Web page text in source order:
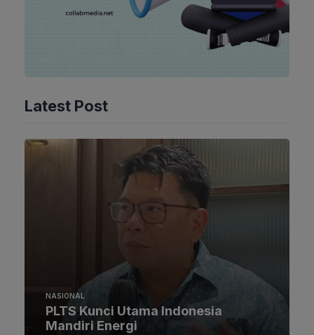
Latest Post
NASIONAL
PLTS Kunci Utama Indonesia
Mandiri Energi